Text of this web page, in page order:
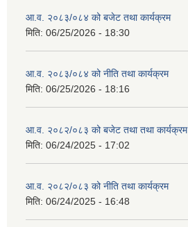
आ.व. २०८३/०८४ को बजेट तथा कार्यक्रम
मिति: 06/25/2026 - 18:30
आ.व. २०८३/०८४ को नीति तथा कार्यक्रम
मिति: 06/25/2026 - 18:16
आ.व. २०८२/०८३ को बजेट तथा तथा कार्यक्रम
मिति: 06/24/2025 - 17:02
आ.व. २०८२/०८३ को नीति तथा कार्यक्रम
मिति: 06/24/2025 - 16:48